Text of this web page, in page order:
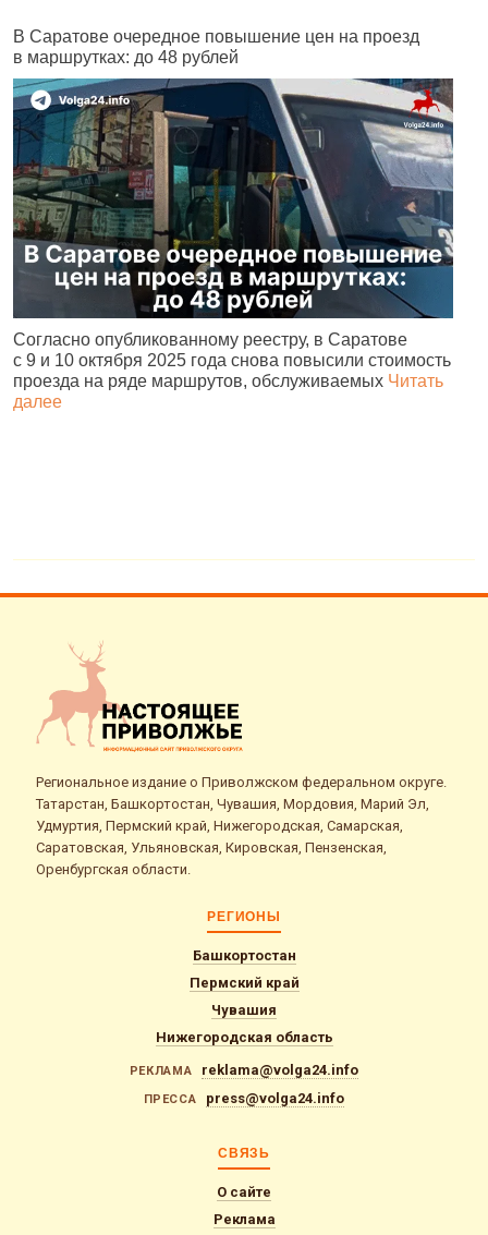
В Саратове очередное повышение цен на проезд
в маршрутках: до 48 рублей
Согласно опубликованному реестру, в Саратове
с 9 и 10 октября 2025 года снова повысили стоимость
проезда на ряде маршрутов, обслуживаемых Читать
далее
Региональное издание о Приволжском федеральном округе.
Татарстан, Башкортостан, Чувашия, Мордовия, Марий Эл,
Удмуртия, Пермский край, Нижегородская, Самарская,
Саратовская, Ульяновская, Кировская, Пензенская,
Оренбургская области.
РЕГИОНЫ
Башкортостан
Пермский край
Чувашия
Нижегородская область
РЕКЛАМА reklama@volga24.info
ПРЕССА press@volga24.info
СВЯЗЬ
О сайте
Реклама